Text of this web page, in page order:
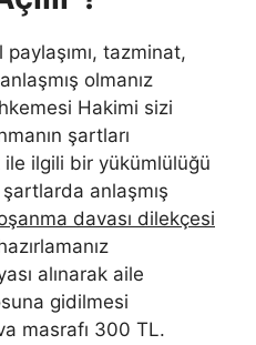
tazminat,
olmanız
Hakimi sizi
şartları
ilgili bir yükümlülüğü
anlaşmış
davası dilekçesi
alınarak aile
gidilmesi
masrafı 300 TL.